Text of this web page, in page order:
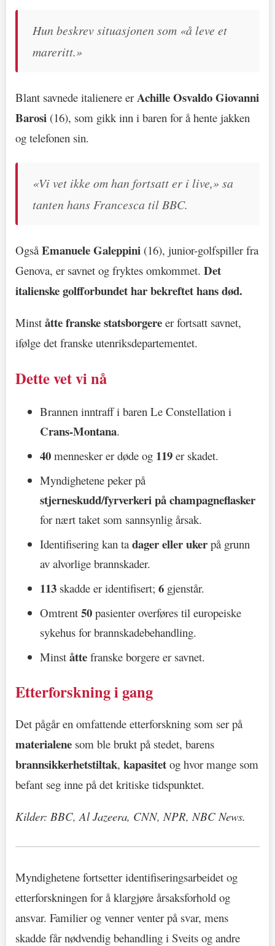
Hun beskrev situasjonen som «å leve et
mareritt.»
Blant savnede italienere erAchille Osvaldo Giovanni
Barosi (16), som gikk inn i baren for å hente jakken
og telefonen sin.
«Vi vet ikke om han fortsatt er i live,» sa
tanten hans Francesca til BBC.
OgsåEmanuele Galeppini (16), junior-golfspiller fra
Genova, er savnet og fryktes omkommet. Det
italienske golfforbundet har bekreftet hans død.
Minst åtte franske statsborgere er fortsatt savnet,
ifølge det franske utenriksdepartementet.
Dette vet vi nå
Brannen inntraff i baren Le Constellation i
Crans-Montana.
40 mennesker er døde og 119 er skadet.
Myndighetene peker på
stjerneskudd/fyrverkeri på champagneflasker
for nært taket som sannsynlig årsak.
Identifisering kan tadager eller uker på grunn
av alvorlige brannskader.
113 skadde er identifisert; 6 gjenstår.
Omtrent 50 pasienter overføres til europeiske
sykehus for brannskadebehandling.
Minst åtte franske borgere er savnet.
Etterforskning i gang
Det pågår en omfattende etterforskning som ser på
materialene som ble brukt på stedet, barens
brannsikkerhetstiltak, kapasitet og hvor mange som
befant seg inne på det kritiske tidspunktet.
Kilder: BBC, Al Jazeera, CNN, NPR, NBC News.
Myndighetene fortsetter identifiseringsarbeidet og
etterforskningen for å klargjøre årsaksforhold og
ansvar. Familier og venner venter på svar, mens
skadde får nødvendig behandling i Sveits og andre